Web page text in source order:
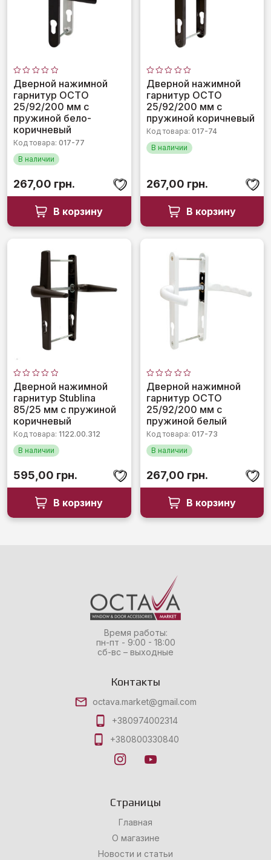
Оценка
0
из
5
Дверной нажимной
гарнитур OCTO
25/92/200 мм с
пружиной бело-
коричневый
Код товара: 017-77
В наличии
267,00 грн.
В корзину
Оценка
0
из
5
Дверной нажимной
гарнитур OCTO
25/92/200 мм с
пружиной коричневый
Код товара: 017-74
В наличии
267,00 грн.
В корзину
Оценка
0
из
5
Дверной нажимной
гарнитур Stublina
85/25 мм с пружиной
коричневый
Код товара: 1122.00.312
В наличии
595,00 грн.
В корзину
Оценка
0
из
5
Дверной нажимной
гарнитур OCTO
25/92/200 мм с
пружиной белый
Код товара: 017-73
В наличии
267,00 грн.
В корзину
Время работы:
пн-пт - 9:00 - 18:00
сб-вс – выходные
Контакты
octava.market@gmail.com
+380974002314
+380800330840
Страницы
Главная
О магазине
Новости и статьи